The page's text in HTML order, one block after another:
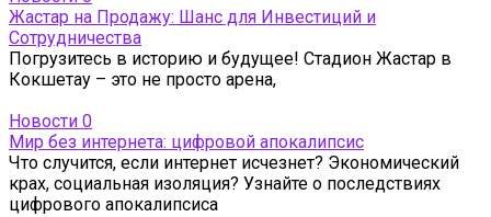
Жастар на Продажу: Шанс для Инвестиций и
Сотрудничества
Погрузитесь в историю и будущее! Стадион Жастар в
Кокшетау – это не просто арена,
Новости 0
Мир без интернета: цифровой апокалипсис
Что случится, если интернет исчезнет? Экономический
крах, социальная изоляция? Узнайте о последствиях
цифрового апокалипсиса